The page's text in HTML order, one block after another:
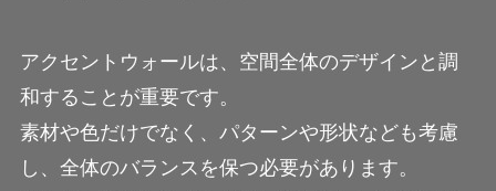
アクセントウォールは、空間全体のデザインと調
和することが重要です。
素材や色だけでなく、パターンや形状なども考慮
し、全体のバランスを保つ必要があります。